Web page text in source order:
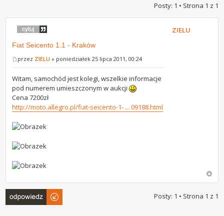
Posty: 1 • Strona 1 z 1
Fiat Seicento 1.1 - Kraków
przez ZIELU » poniedziałek 25 lipca 2011, 00:24
Witam, samochód jest kolegi, wszelkie informacje
pod numerem umieszczonym w aukcji
Cena 7200zł
http://moto.allegro.pl/fiat-seicento-1- ... 09188.html
ZIELU
Odpowiedz
Posty: 1 • Strona 1 z 1